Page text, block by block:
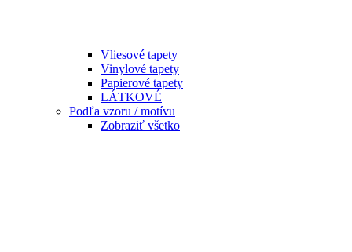
Vliesové tapety
Vinylové tapety
Papierové tapety
LÁTKOVÉ
Podľa vzoru / motívu
Zobraziť všetko